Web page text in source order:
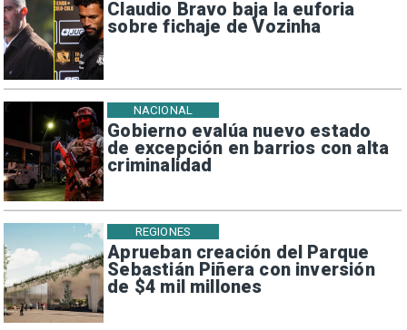
Claudio Bravo baja la euforia
sobre fichaje de Vozinha
Gobierno evalúa nuevo estado
de excepción en barrios con alta
criminalidad
NACIONAL
Aprueban creación del Parque
Sebastián Piñera con inversión
de $4 mil millones
REGIONES